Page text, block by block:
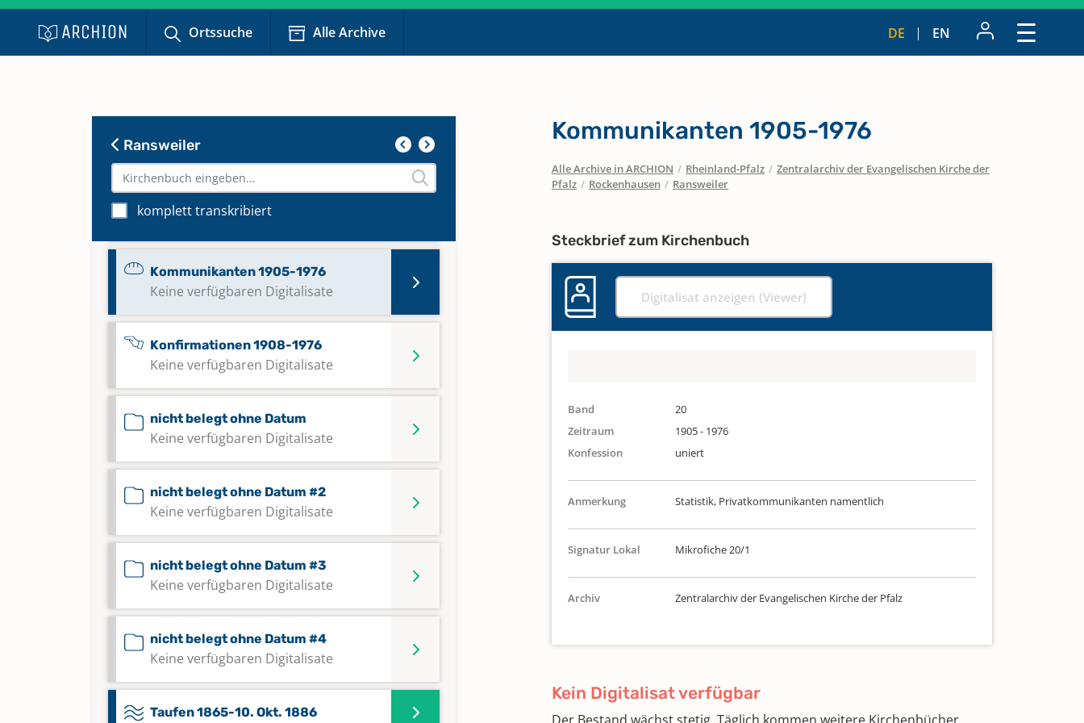
Ortssuche Alle Archive DE EN
Ransweiler
komplett transkribiert
Bestattungen, Konfirmationen 1767-
1798
Bestattungen, Sonstiges 1939-1976
Kommunikanten 1887-1904
Kommunikanten 1905-1976
Keine verfügbaren Digitalisate
Konfirmationen 1908-1976
Keine verfügbaren Digitalisate
nicht belegt ohne Datum
Keine verfügbaren Digitalisate
nicht belegt ohne Datum #2
Keine verfügbaren Digitalisate
nicht belegt ohne Datum #3
Keine verfügbaren Digitalisate
nicht belegt ohne Datum #4
Keine verfügbaren Digitalisate
Taufen 1865-10. Okt. 1886
Kommunikanten 1905-1976
Alle Archive in ARCHION / Rheinland-Pfalz / Zentralarchiv der Evangelischen Kirche der
Pfalz / Rockenhausen / Ransweiler
Steckbrief zum Kirchenbuch
Digitalisat anzeigen (Viewer)
Band
20
Zeitraum
1905 - 1976
Konfession
uniert
Anmerkung Statistik, Privatkommunikanten namentlich
Signatur Lokal Mikrofiche 20/1
Archiv Zentralarchiv der Evangelischen Kirche der Pfalz
Kein Digitalisat verfügbar